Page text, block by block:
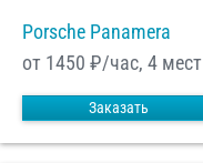
Porsche Panamera
от 1450 ₽/час, 4 мест
Заказать